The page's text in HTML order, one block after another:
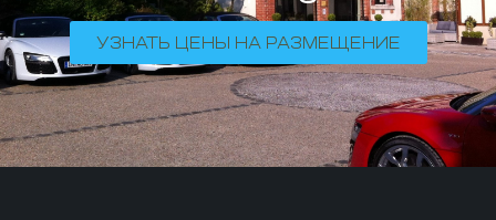
УЗНАТЬ ЦЕНЫ НА РАЗМЕЩЕНИЕ